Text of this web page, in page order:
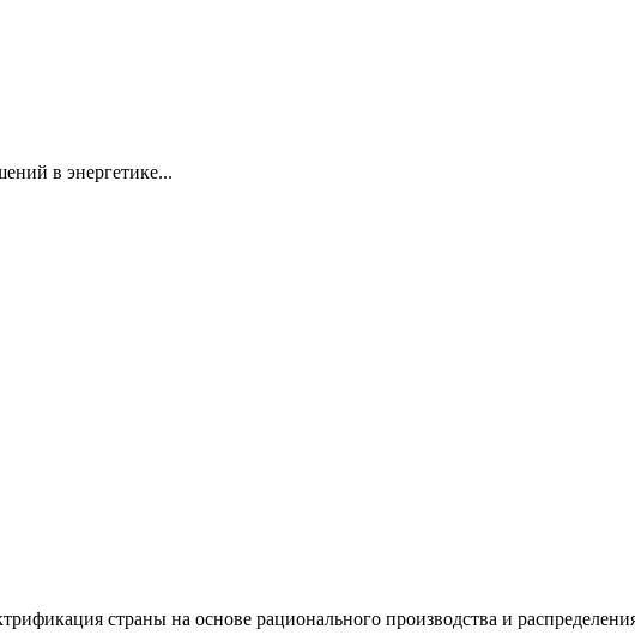
в энергетике...
страны на основе рационального производства и